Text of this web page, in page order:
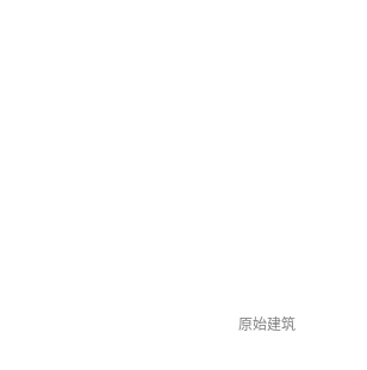
原始建筑